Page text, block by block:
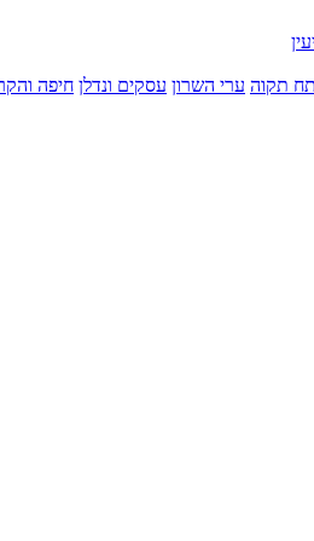
תקוה ערי השרון עסקים ונדלן חיפה